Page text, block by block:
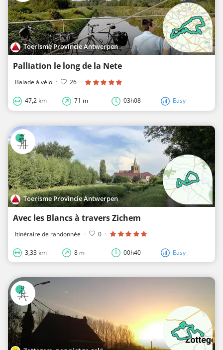
Toerisme Provincie Antwerpen
Palliation le long de la Nete
Balade à vélo · 26 ·
47,2 km 71 m 03h08 Easy
Toerisme Provincie Antwerpen
Avec les Blancs à travers Zichem
Itinéraire de randonnée · 0 ·
3,33 km 8 m 00h40 Easy